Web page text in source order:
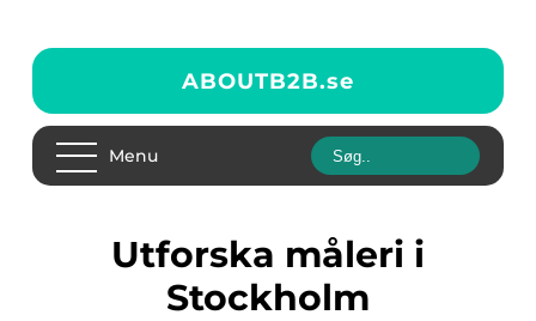
ABOUTB2B.se
Menu
Utforska måleri i
Stockholm